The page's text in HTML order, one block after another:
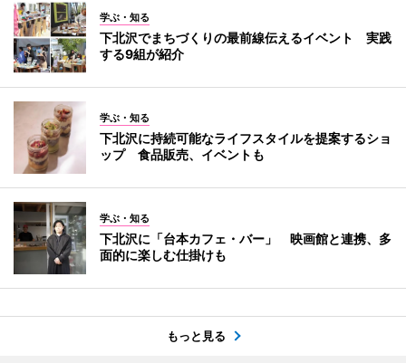
学ぶ・知る
下北沢でまちづくりの最前線伝えるイベント 実践
する9組が紹介
学ぶ・知る
下北沢に持続可能なライフスタイルを提案するショ
ップ 食品販売、イベントも
学ぶ・知る
下北沢に「台本カフェ・バー」 映画館と連携、多
面的に楽しむ仕掛けも
もっと見る